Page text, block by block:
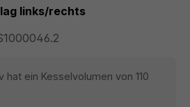
links/rechts
hat ein Kesselvolumen von 110